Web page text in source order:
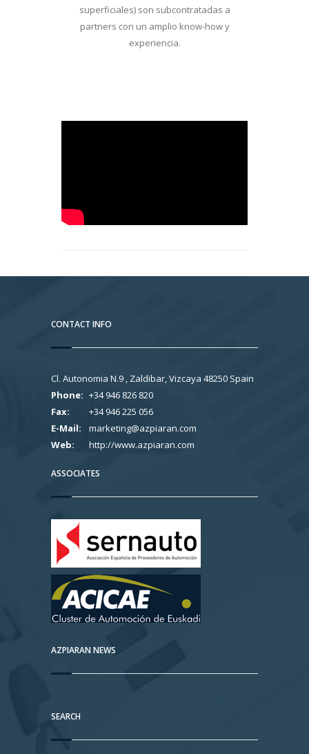
superficiales) son subcontratadas a
partners con un amplio know-how y
experiencia.
CONTACT INFO
Cl. Autonomia N.9 , Zaldibar, Vizcaya 48250 Spain
Phone: +34 946 826 820
Fax:
+34 946 225 056
E-Mail:
marketing@azpiaran.com
Web:
http://www.azpiaran.com
ASSOCIATES
AZPIARAN NEWS
SEARCH